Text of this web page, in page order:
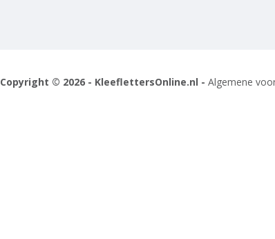
Copyright © 2026 - KleeflettersOnline.nl - Algemene